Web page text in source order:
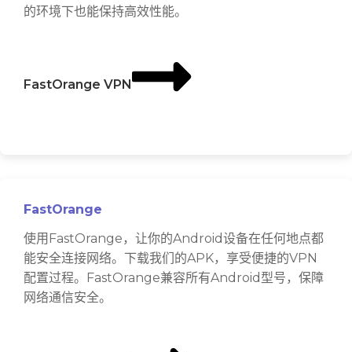
的环境下也能保持高效性能。
FastOrange VPN
FastOrange
使用FastOrange，让你的Android设备在任何地点都
能安全连接网络。下载我们的APK，享受便捷的VPN
配置过程。FastOrange兼容所有Android型号，保障
网络通信安全。